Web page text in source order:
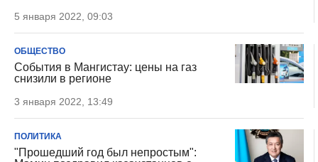
5 января 2022, 09:03
ОБЩЕСТВО
События в Мангистау: цены на газ
снизили в регионе
3 января 2022, 13:49
ПОЛИТИКА
"Прошедший год был непростым":